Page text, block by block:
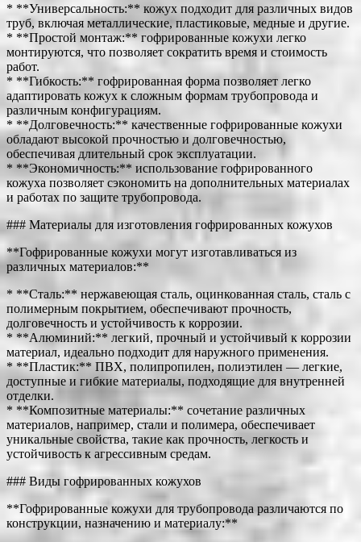
* **Универсальность:** кожух подходит для различных видов
труб, включая металлические, пластиковые, медные и другие.
* **Простой монтаж:** гофрированные кожухи легко
монтируются, что позволяет сократить время и стоимость
работ.
* **Гибкость:** гофрированная форма позволяет легко
адаптировать кожух к сложным формам трубопровода и
различным конфигурациям.
* **Долговечность:** качественные гофрированные кожухи
обладают высокой прочностью и долговечностью,
обеспечивая длительный срок эксплуатации.
* **Экономичность:** использование гофрированного
кожуха позволяет сэкономить на дополнительных материалах
и работах по защите трубопровода.
### Материалы для изготовления гофрированных кожухов
**Гофрированные кожухи могут изготавливаться из
различных материалов:**
* **Сталь:** нержавеющая сталь, оцинкованная сталь, сталь с
полимерным покрытием, обеспечивают прочность,
долговечность и устойчивость к коррозии.
* **Алюминий:** легкий, прочный и устойчивый к коррозии
материал, идеально подходит для наружного применения.
* **Пластик:** ПВХ, полипропилен, полиэтилен — легкие,
доступные и гибкие материалы, подходящие для внутренней
отделки.
* **Композитные материалы:** сочетание различных
материалов, например, стали и полимера, обеспечивает
уникальные свойства, такие как прочность, легкость и
устойчивость к агрессивным средам.
### Виды гофрированных кожухов
**Гофрированные кожухи для трубопровода различаются по
конструкции, назначению и материалу:**